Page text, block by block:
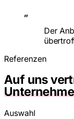
„
Der
Referenzen
Auf uns
Auswahl